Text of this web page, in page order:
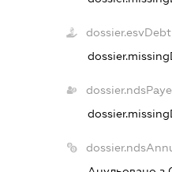
dossier.esvDebt